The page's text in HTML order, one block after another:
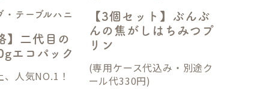
・テーブルハニ
】二代目の
エコパック
人気NO.1！
【3個セット】ぶんぶ
んの焦がしはちみつプ
リン
(専用ケース代込み・別途ク
ール代330円)